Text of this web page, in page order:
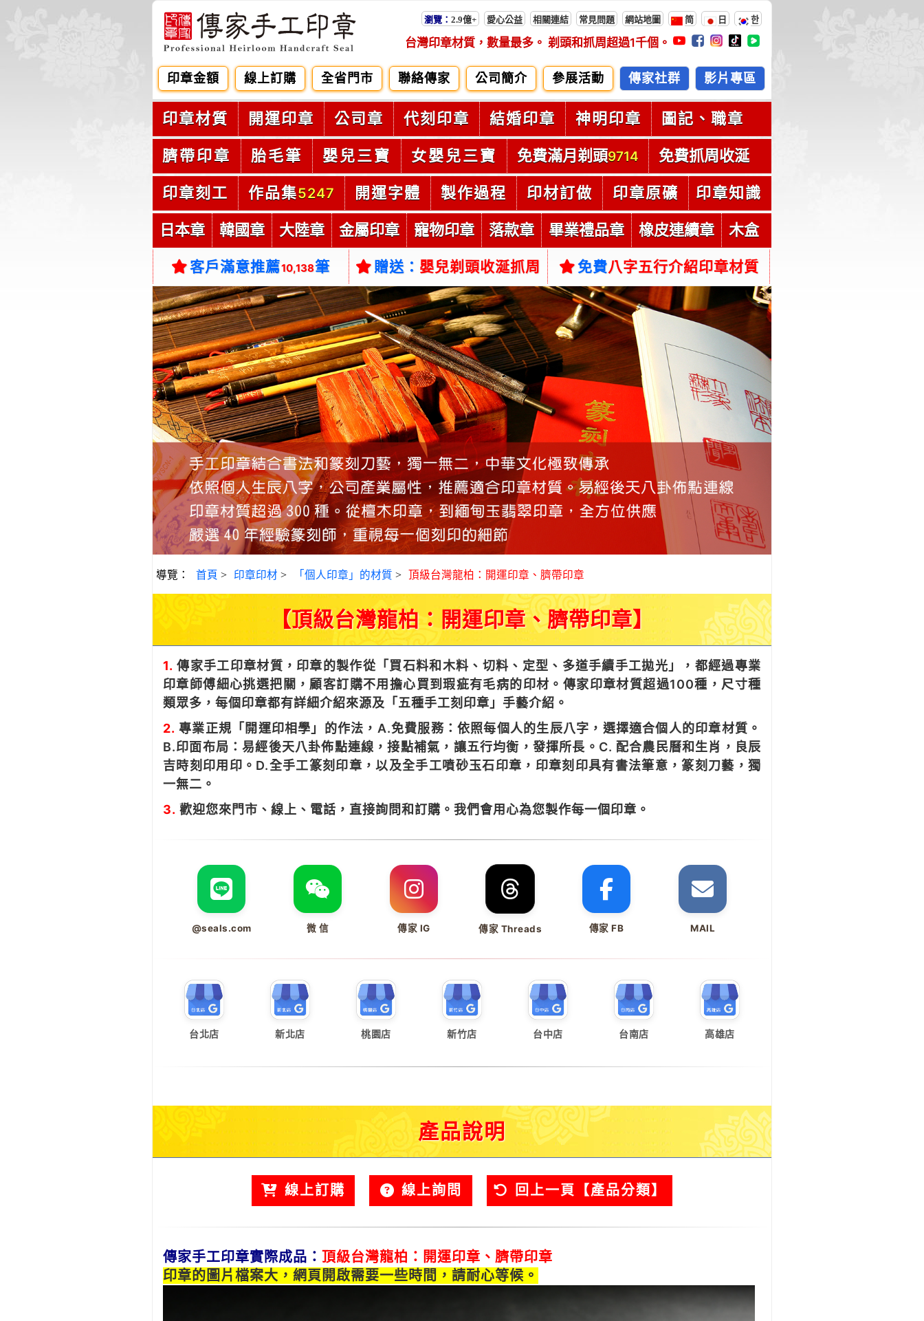
瀏覽： 2.9億+ 愛心公益 相關連結 常見問題 網站地圖 简 日 한
台灣印章材質，數量最多。 剃頭和抓周超過1千個。
印章金額 線上訂購 全省門市 聯絡傳家 公司簡介 參展活動 傳家社群 影片專區
印章材質 開運印章 公司章 代刻印章 結婚印章 神明印章 圖記、職章
臍帶印章 胎毛筆 嬰兒三寶 女嬰兒三寶 免費滿月剃頭9714 免費抓周收涎
印章刻工 作品集5247 開運字體 製作過程 印材訂做 印章原礦 印章知識
日本章 韓國章 大陸章 金屬印章 寵物印章 落款章 畢業禮品章 橡皮連續章 木盒
客戶滿意推薦10,138筆 贈送： 嬰兒剃頭收涎抓周 免費八字五行介紹印章材質
導覽： 首頁 > 印章印材 > 「個人印章」的材質 > 頂級台灣龍柏：開運印章、臍帶印章
【頂級台灣龍柏：開運印章、臍帶印章】
1. 傳家手工印章材質，印章的製作從「買石料和木料、切料、定型、多道手續手工拋光」，都經過專業
印章師傅細心挑選把關，顧客訂購不用擔心買到瑕疵有毛病的印材。傳家印章材質超過100種，尺寸種
類眾多，每個印章都有詳細介紹來源及「五種手工刻印章」手藝介紹。
2. 專業正規「開運印相學」的作法，A.免費服務：依照每個人的生辰八字，選擇適合個人的印章材質。
B.印面布局：易經後天八卦佈點連線，接點補氣，讓五行均衡，發揮所長。C. 配合農民曆和生肖，良辰
吉時刻印用印。D.全手工篆刻印章，以及全手工噴砂玉石印章，印章刻印具有書法筆意，篆刻刀藝，獨
一無二。
3. 歡迎您來門市、線上、電話，直接詢問和訂購。我們會用心為您製作每一個印章。
@seals.com 微 信 傳家 IG 傳家 Threads 傳家 FB MAIL
台北店 新北店 桃園店 新竹店 台中店 台南店 高雄店
產品說明
線上訂購 線上詢問 回上一頁【產品分類】
傳家手工印章實際成品： 頂級台灣龍柏：開運印章、臍帶印章
印章的圖片檔案大，網頁開啟需要一些時間，請耐心等候。